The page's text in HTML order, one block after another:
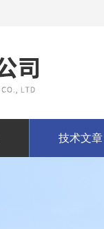
技术文章